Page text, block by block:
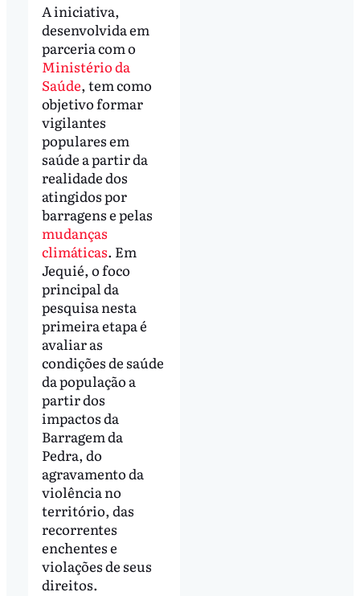
A iniciativa,
desenvolvida em
parceria com o
Ministério da
Saúde, tem como
objetivo formar
vigilantes
populares em
saúde a partir da
realidade dos
atingidos por
barragens e pelas
mudanças
climáticas. Em
Jequié, o foco
principal da
pesquisa nesta
primeira etapa é
avaliar as
condições de saúde
da população a
partir dos
impactos da
Barragem da
Pedra, do
agravamento da
violência no
território, das
recorrentes
enchentes e
violações de seus
direitos.